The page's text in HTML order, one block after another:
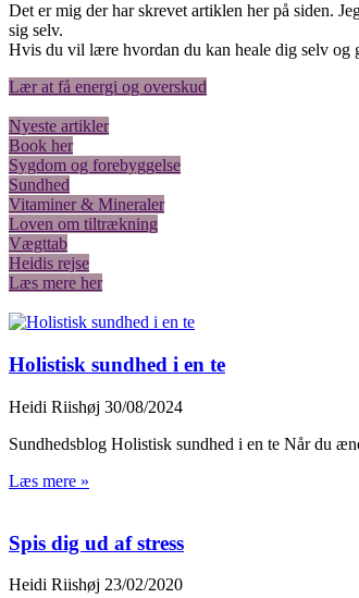
Det er mig der har skrevet artiklen her på siden.
sig selv.
Hvis du vil lære hvordan du kan heale dig selv og
Lær at få energi og overskud
Nyeste artikler
Book her
Sygdom og forebyggelse
Sundhed
Vitaminer & Mineraler
Loven om tiltrækning
Vægttab
Heidis rejse
Læs mere her
Holistisk sundhed i en te
Heidi Riishøj 30/08/2024
Sundhedsblog Holistisk sundhed i en te Når du
Læs mere »
Spis dig ud af stress
Heidi Riishøj 23/02/2020